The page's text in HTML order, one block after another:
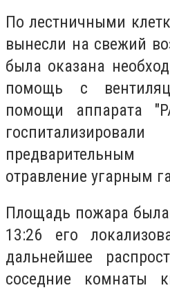
По лестничными
вынесли на свежий
была оказана
помощь с
помощи аппарата
отравление угарным
Площадь пожара была
13:26 его
дальнейшее
соседние комнаты